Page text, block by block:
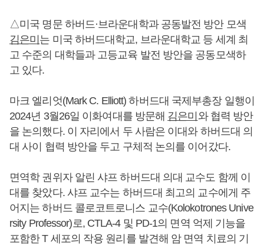
△미국 명문 하버드·브라운대학과 공동발전 방안 모색
김은미 는 미국 하버드대학교, 브라운대학교 등 세계 최
고 수준의 대학들과 고등교육 발전 방안을 공동모색하
고 있다.
마크 엘리엇(Mark C. Elliott) 하버드대 국제부총장 일행이
2024년 3월26일 이화여대를 방문해 김은미 와 협력 방안
을 논의했다. 이 자리에서 두 사람은 이대와 하버드대 의
대 사이 협력 방안을 두고 구체적 논의를 이어갔다.
면역학 권위자 알린 샤프 하버드대 의대 교수도 함께 이
대를 찾았다. 샤프 교수는 하버드대 최고의 교수에게 주
어지는 하버드 콜로코트로니스 교수(Kolokotrones Unive
rsity Professor)로, CTLA-4 및 PD-1의 면역 억제 기능을
포함한 T 세포의 작용 원리를 발견해 암 면역 치료의 기